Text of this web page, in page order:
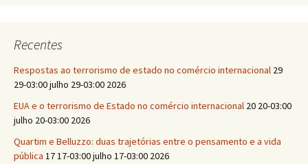
Recentes
Respostas ao terrorismo de estado no comércio internacional 29
29-03:00 julho 29-03:00 2026
EUA e o terrorismo de Estado no comércio internacional 20 20-03:00
julho 20-03:00 2026
Quartim e Belluzzo: duas trajetórias entre o pensamento e a vida
pública 17 17-03:00 julho 17-03:00 2026